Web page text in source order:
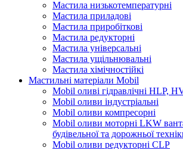
Мастила низькотемпературні
Мастила приладові
Мастила приробіткові
Мастила редукторні
Мастила універсальні
Мастила ущільнювальні
Мастила хімічностійкі
Мастильні матеріали Mobil
Mobil оливі гідравлічні HLP,
Mobil оливи індустріальні
Mobil оливи компресорні
Mobil оливи моторні LKW
будівельної та дорожньої
Mobil оливи редукторні CLP